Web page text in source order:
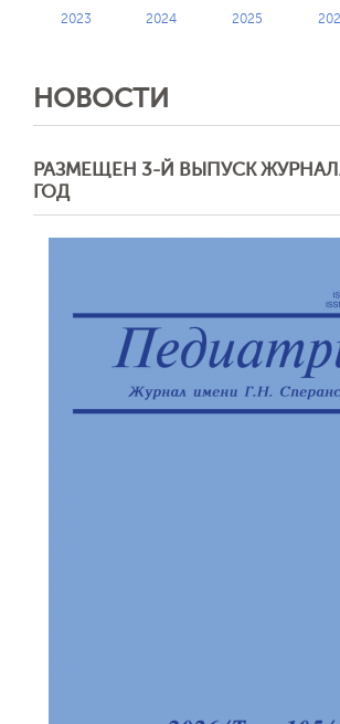
2023 2024 2025
НОВОСТИ
РАЗМЕЩЕН 3-Й ВЫПУСК
ГОД